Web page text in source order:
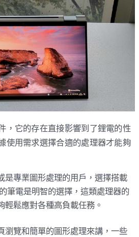
，它的存在直接影響到了鋰電的性
使用需求選擇合適的處理器才能夠
是專業圖形處理的用戶，選擇搭載
筆電是明智的選擇，這類處理器的
輕鬆應對各種高負載任務。
瀏覽和簡單的圖形處理來講，一些